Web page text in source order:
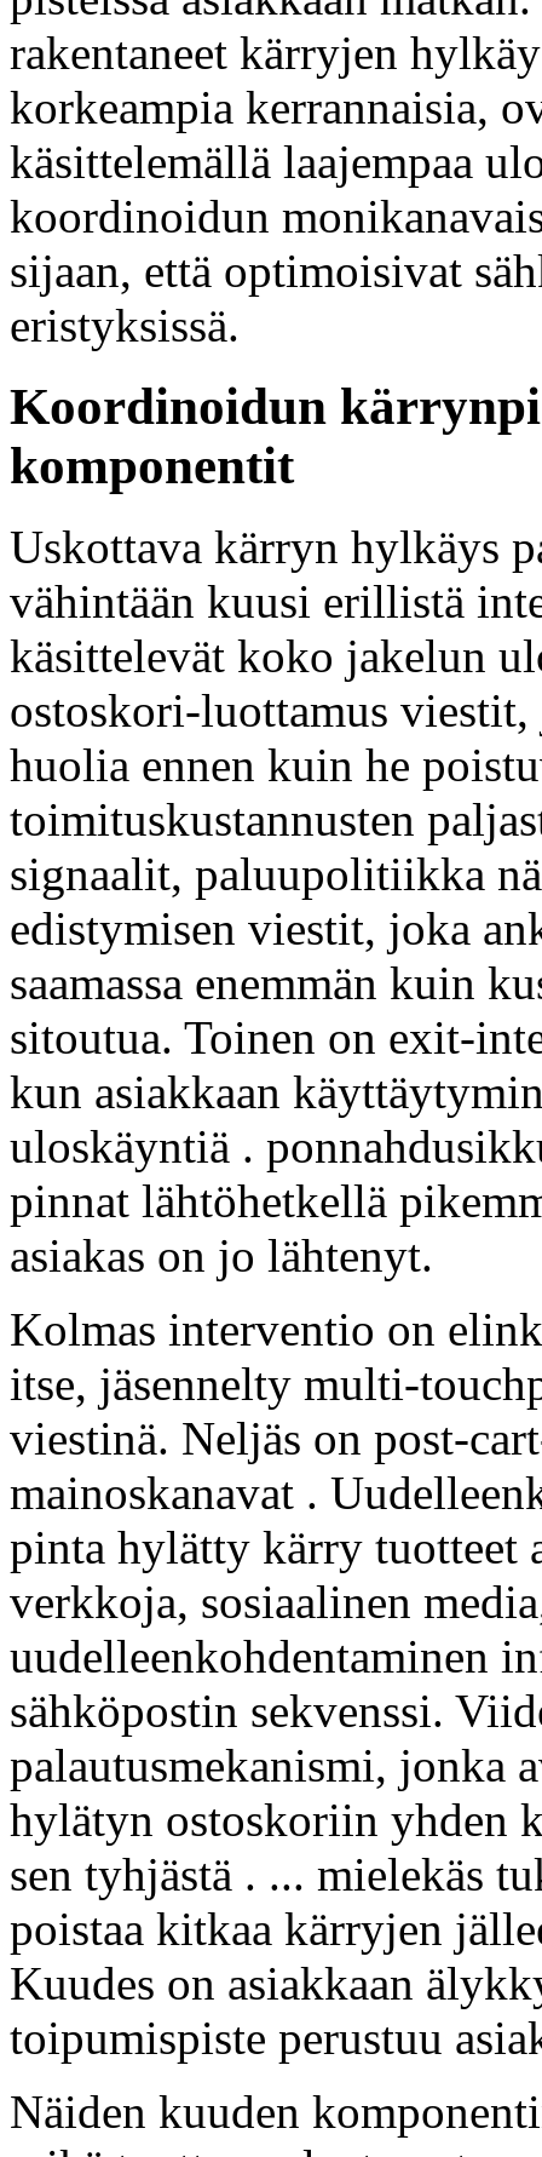
rakentaneet kärryjen
korkeampia kerrannaisia,
käsittelemällä laajempaa
koordinoidun
sijaan, että optimoisivat
eristyksissä.
Koordinoidun
komponentit
Uskottava kärryn hylkäys
vähintään kuusi erillistä
käsittelevät koko jakelun
ostoskori-luottamus
huolia ennen kuin he
toimituskustannusten
signaalit, paluupolitiikka
edistymisen viestit, joka
saamassa enemmän kuin
sitoutua. Toinen on exit-
kun asiakkaan
uloskäyntiä .
pinnat lähtöhetkellä
asiakas on jo lähtenyt.
Kolmas interventio on
itse, jäsennelty multi-
viestinä. Neljäs on post-
mainoskanavat .
pinta hylätty kärry tuotteet
verkkoja, sosiaalinen
uudelleenkohdentaminen
sähköpostin sekvenssi.
palautusmekanismi, jonka
hylätyn ostoskoriin yhden
sen tyhjästä . ... mielekäs
poistaa kitkaa kärryjen
Kuudes on asiakkaan
toipumispiste perustuu
Näiden kuuden